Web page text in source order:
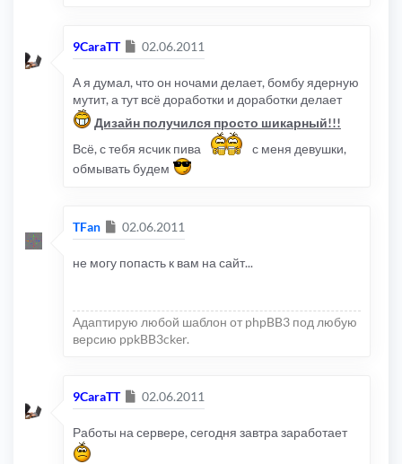
9CaraTT Сообщение
02.06.2011
А я думал, что он ночами делает, бомбу ядерную
мутит, а тут всё доработки и доработки делает
Дизайн получился просто шикарный!!!
Всё, с тебя ясчик пива
с меня девушки,
обмывать будем
TFan Сообщение
02.06.2011
не могу попасть к вам на сайт...
Адаптирую любой шаблон от phpBB3 под любую
версию ppkBB3cker.
9CaraTT Сообщение
02.06.2011
Работы на сервере, сегодня завтра заработает